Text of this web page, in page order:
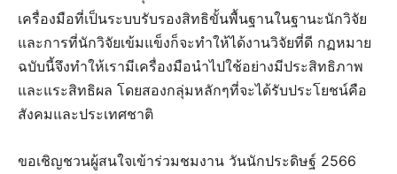
เครื่องมือที่เป็นระบบรับรองสิทธิขั้นพื้นฐานในฐานะนักวิจัย
และการที่นักวิจัยเข้มแข็งก็จะทำให้ได้งานวิจัยที่ดี กฏหมาย
ฉบับนี้จึงทำให้เรามีเครื่องมือนำไปใช้อย่างมีประสิทธิภาพ
และแระสิทธิผล โดยสองกลุ่มหลักๆที่จะได้รับประโยชน์คือ
สังคมและประเทศชาติ
ขอเชิญชวนผู้สนใจเข้าร่วมชมงาน วันนักประดิษฐ์ 2566